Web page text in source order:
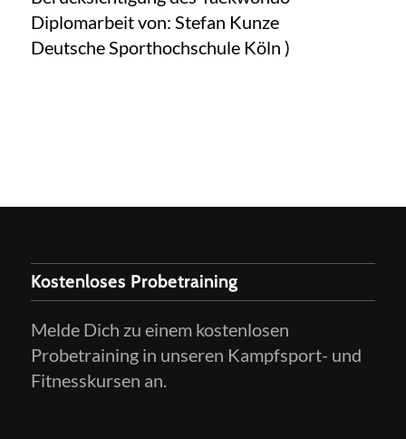
Diplomarbeit von: Stefan Kunze
Deutsche Sporthochschule Köln )
Kostenloses Probetraining
Melde Dich zu einem kostenlosen
Probetraining in unseren Kampfsport- und
Fitnesskursen an.